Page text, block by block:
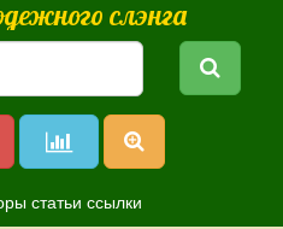
слэнга
статьи ссылки